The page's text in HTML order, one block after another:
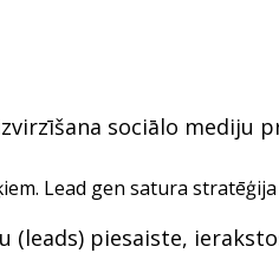
sociālo mediju
Lead gen satura
piesaiste,